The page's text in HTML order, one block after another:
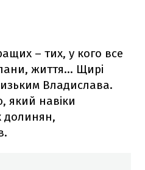
– тих, у кого все
життя… Щирі
Владислава.
який навіки
долинян,